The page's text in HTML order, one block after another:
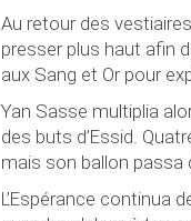
Au retour des
presser plus haut afin
aux Sang et Or pour
Yan Sasse multiplia
des buts d’Essid.
mais son ballon passa
L’Espérance continua